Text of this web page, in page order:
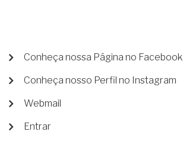
SE
EU
NÃO
ATUALIZAR
MENU
CONTA
DE
Conheça nossa Página no Facebook
Conheça nosso Perfil no Instagram
Webmail
Entrar